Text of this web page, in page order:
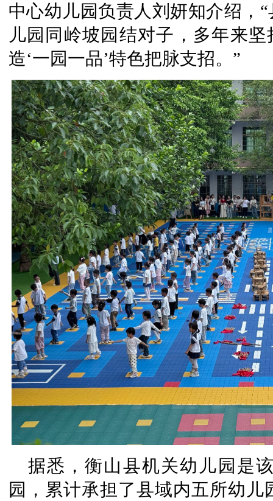
中心幼儿园负责人刘妍知介绍，
儿园同岭坡园结对子，多年来
造‘一园一品’特色把脉支招。”
据悉，衡山县机关幼儿园是
园，累计承担了县域内五所幼